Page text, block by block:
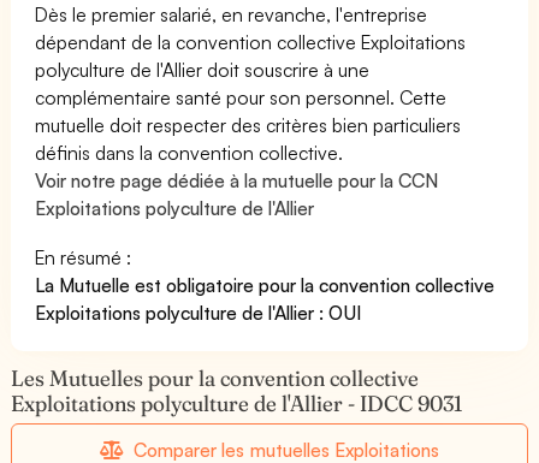
Dès le premier salarié, en revanche, l'entreprise
dépendant de la convention collective Exploitations
polyculture de l'Allier doit souscrire à une
complémentaire santé pour son personnel. Cette
mutuelle doit respecter des critères bien particuliers
définis dans la convention collective.
Voir notre page dédiée à la mutuelle pour la CCN
Exploitations polyculture de l'Allier
En résumé :
La Mutuelle est obligatoire pour la convention collective
Exploitations polyculture de l'Allier : OUI
Les Mutuelles pour la convention collective
Exploitations polyculture de l'Allier - IDCC 9031
Comparer les mutuelles Exploitations